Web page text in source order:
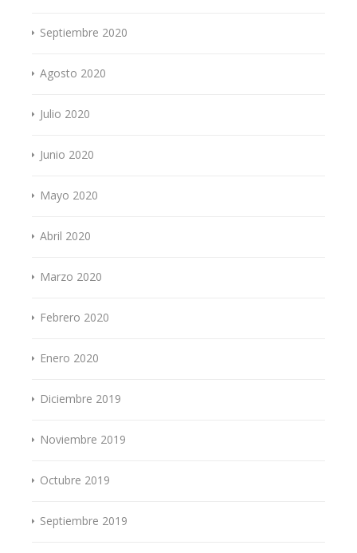
Septiembre 2020
Agosto 2020
Julio 2020
Junio 2020
Mayo 2020
Abril 2020
Marzo 2020
Febrero 2020
Enero 2020
Diciembre 2019
Noviembre 2019
Octubre 2019
Septiembre 2019